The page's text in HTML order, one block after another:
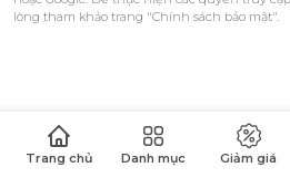
Trang chủ Danh mục Giảm giá
lòng tham khảo trang "Chính sách bảo mật".
được cung cấp theo
Phân tích